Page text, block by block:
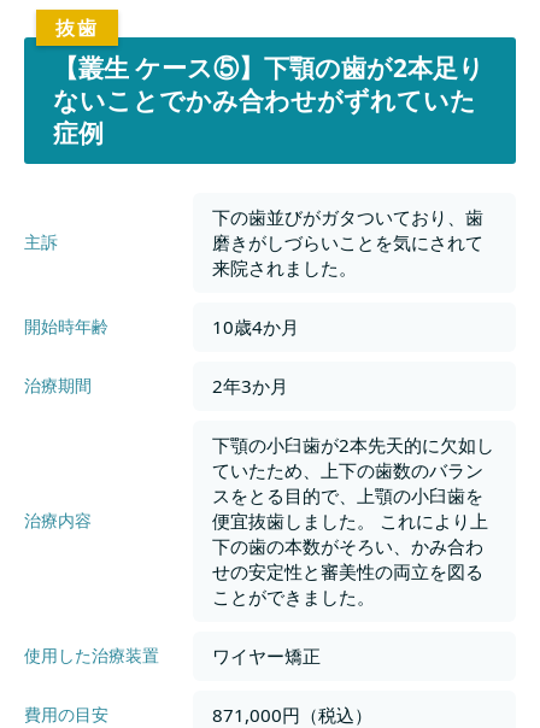
【叢生 ケース⑤】下顎の歯が2本足り
ないことでかみ合わせがずれていた
症例
主訴
下の歯並びがガタついており、歯
磨きがしづらいことを気にされて
来院されました。
開始時年齢 10歳4か月
治療期間 2年3か月
治療内容
下顎の小臼歯が2本先天的に欠如し
ていたため、上下の歯数のバラン
スをとる目的で、上顎の小臼歯を
便宜抜歯しました。 これにより上
下の歯の本数がそろい、かみ合わ
せの安定性と審美性の両立を図る
ことができました。
使用した治療装置 ワイヤー矯正
費用の目安 871,000円（税込）